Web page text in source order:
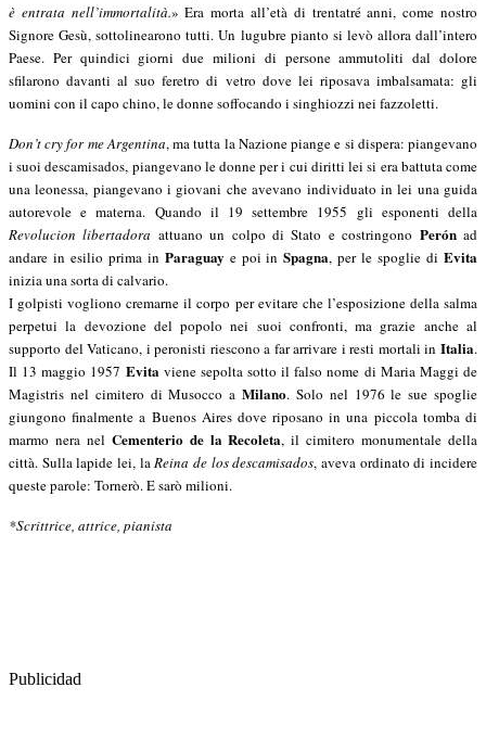
è entrata nell’immortalità.» Era morta all’età di trentatré anni, come nostro
Signore Gesù, sottolinearono tutti. Un lugubre pianto si levò allora dall’intero
Paese. Per quindici giorni due milioni di persone ammutoliti dal dolore
sfilarono davanti al suo feretro di vetro dove lei riposava imbalsamata: gli
uomini con il capo chino, le donne soffocando i singhiozzi nei fazzoletti.
Don’t cry for me Argentina, ma tutta la Nazione piange e si dispera: piangevano
i suoi descamisados, piangevano le donne per i cui diritti lei si era battuta come
una leonessa, piangevano i giovani che avevano individuato in lei una guida
autorevole e materna. Quando il 19 settembre 1955 gli esponenti della
Revolucion libertadora attuano un colpo di Stato e costringono Perónad
andare in esilio prima in Paraguay e poi inSpagna, per le spoglie diEvita
inizia una sorta di calvario.
I golpisti vogliono cremarne il corpo per evitare che l’esposizione della salma
perpetui la devozione del popolo nei suoi confronti, ma grazie anche al
supporto del Vaticano, i peronisti riescono a far arrivare i resti mortali in Italia.
Il 13 maggio 1957 Evita viene sepolta sotto il falso nome di Maria Maggi de
Magistris nel cimitero di Musocco a Milano. Solo nel 1976 le sue spoglie
giungono finalmente a Buenos Aires dove riposano in una piccola tomba di
marmo nera nel Cementerio de la Recoleta, il cimitero monumentale della
città. Sulla lapide lei, laReina de los descamisados, aveva ordinato di incidere
queste parole: Tornerò. E sarò milioni.
*Scrittrice, attrice, pianista
Publicidad